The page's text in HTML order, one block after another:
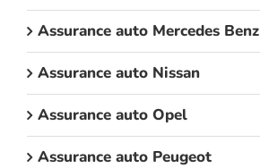
Assurance auto Mercedes Benz
Assurance auto Nissan
Assurance auto Opel
Assurance auto Peugeot